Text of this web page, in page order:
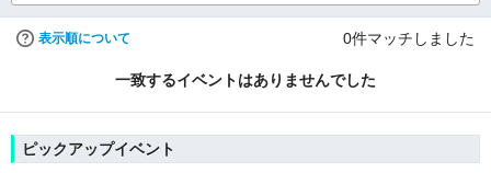
表示順について 0件マッチしました
一致するイベントはありませんでした
ピックアップイベント